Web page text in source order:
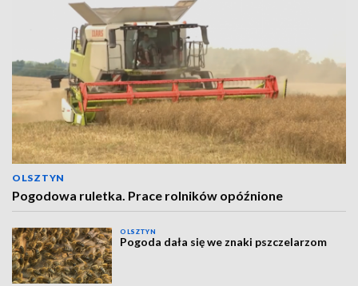
OLSZTYN
Pogodowa ruletka. Prace rolników opóźnione
OLSZTYN
Pogoda dała się we znaki pszczelarzom